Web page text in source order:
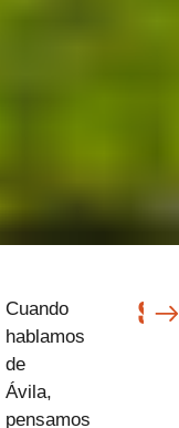
Cuando
hablamos
de
Ávila,
pensamos
SIGUIENTE